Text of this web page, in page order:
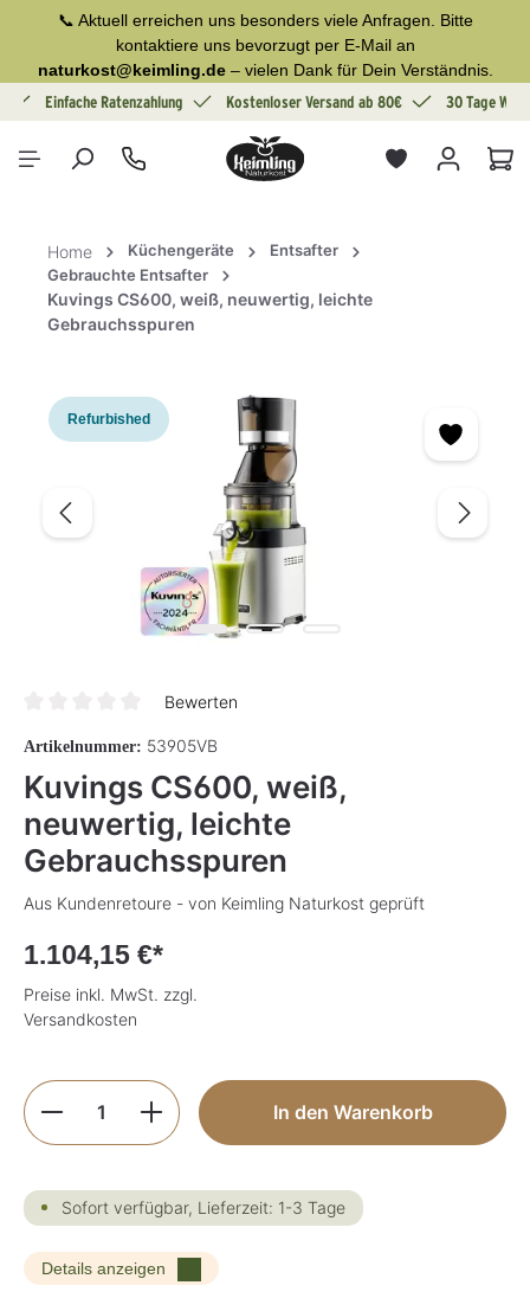
springen
📞 Aktuell erreichen uns besonders viele Anfragen. Bitte
kontaktiere uns bevorzugt per E-Mail an
naturkost@keimling.de– vielen Dank für Dein Verständnis.
Einfache Ratenzahlung Kostenloser Versand ab 80€ 30 Tage
Home Küchengeräte
Entsafter
Gebrauchte Entsafter
Kuvings CS600, weiß, neuwertig, leichte
Gebrauchsspuren
Refurbished
Bewerten
Artikelnummer: 53905VB
Kuvings CS600, weiß,
neuwertig, leichte
Gebrauchsspuren
Aus Kundenretoure - von Keimling Naturkost geprüft
1.104,15 €*
Preise inkl. MwSt. zzgl.
Versandkosten
Produkt Anzahl: Gib den gewünschten
In den Warenkorb
Sofort verfügbar, Lieferzeit: 1-3 Tage
Details anzeigen